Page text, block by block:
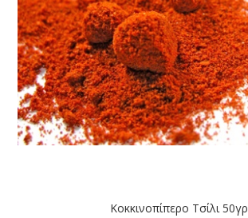
Κοκκινοπίπερο Τσίλι 50γρ